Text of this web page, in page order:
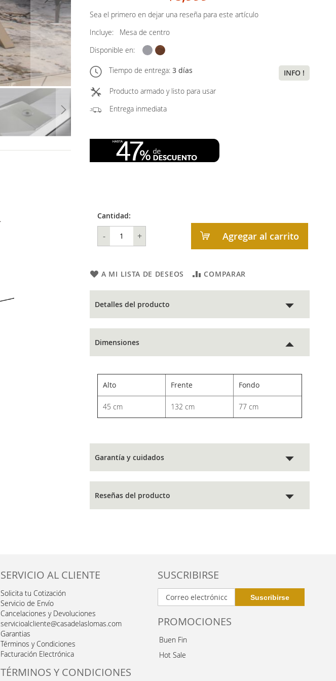
Sea el primero en dejar una reseña para este artículo
Incluye:
Mesa de centro
Disponible en:
Tiempo de entrega: 3 días
INFO !
Producto armado y listo para usar
Entrega inmediata
Cantidad:
- + Agregar al carrito
A MI LISTA DE DESEOS COMPARAR
Detalles del producto
Dimensiones
Alto Frente Fondo
45 cm 132 cm 77 cm
Garantía y cuidados
Reseñas del producto
SERVICIO AL CLIENTE
Solicita tu Cotización
Servicio de Envío
Cancelaciones y Devoluciones
servicioalcliente@casadelaslomas.com
Garantias
Términos y Condiciones
Facturación Electrónica
TÉRMINOS Y CONDICIONES
SUSCRIBIRSE
PROMOCIONES
Buen Fin
Hot Sale